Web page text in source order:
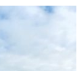
dviračių takų
planai